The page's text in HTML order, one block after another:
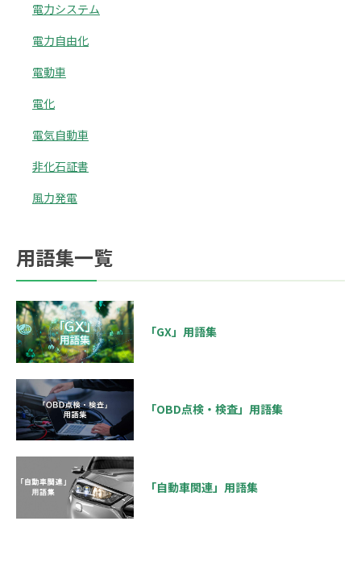
電力システム
電力自由化
電動車
電化
電気自動車
非化石証書
風力発電
用語集一覧
「GX」用語集
「OBD点検・検査」用語集
「自動車関連」用語集